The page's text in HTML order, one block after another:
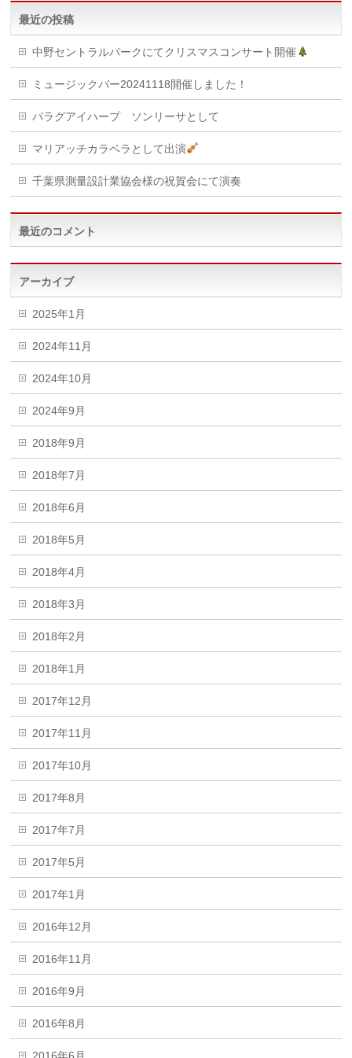
最近の投稿
中野セントラルパークにてクリスマスコンサート開催
ミュージックバー20241118開催しました！
パラグアイハープ ソンリーサとして
マリアッチカラベラとして出演
千葉県測量設計業協会様の祝賀会にて演奏
最近のコメント
アーカイブ
2025年1月
2024年11月
2024年10月
2024年9月
2018年9月
2018年7月
2018年6月
2018年5月
2018年4月
2018年3月
2018年2月
2018年1月
2017年12月
2017年11月
2017年10月
2017年8月
2017年7月
2017年5月
2017年1月
2016年12月
2016年11月
2016年9月
2016年8月